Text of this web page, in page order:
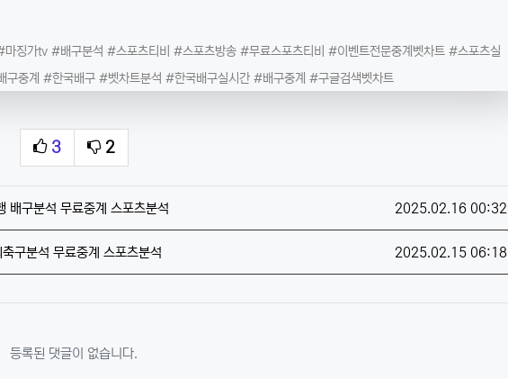
징가tv #배구분석 #스포츠티비 #스포츠방송 #무료스포츠티비 #이벤트전문중계벳차트 #스포츠실
중계 #한국배구 #벳차트분석 #한국배구실시간 #배구중계 #구글검색벳차트
3
추천
2
비추천
구분석 무료중계 스포츠분석 작성일
2025.02.16 00:32
구분석 무료중계 스포츠분석 작성일
2025.02.15 06:18
등록된 댓글이 없습니다.